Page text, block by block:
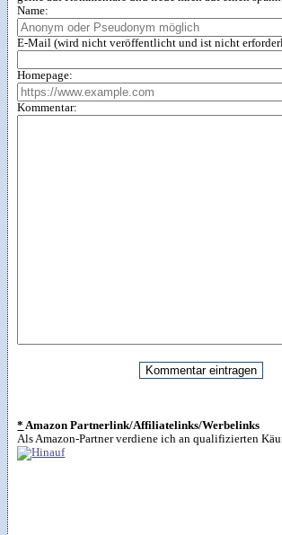
Name:
E-Mail (wird nicht veröffentlicht und ist nicht
Homepage:
Kommentar:
* Amazon Partnerlink/Affiliatelinks/Werbelinks
Als Amazon-Partner verdiene ich an qualifizierten